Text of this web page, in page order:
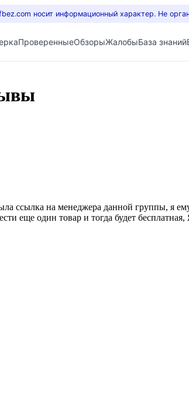
носит информационный характер. Не
ПроверенныеОбзорыЖалобыБаза знаний
ссылка на менеджера данной группы, я
еще один товар и тогда будет